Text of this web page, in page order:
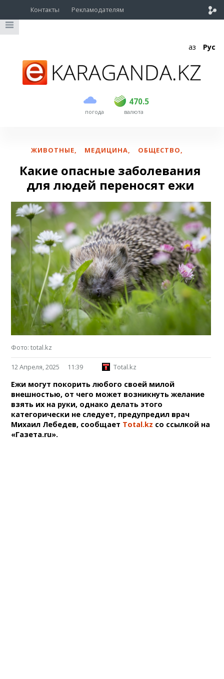
Контакты Рекламодателям
Қаз Рус
погода
470.5
USD 468.5 470.5
EUR валюта
ЖИВОТНЫЕ, МЕДИЦИНА, ОБЩЕСТВО,
Какие опасные заболевания
для людей переносят ежи
Фото: total.kz
12 Апреля, 2025 11:39 Total.kz
Ежи могут покорить любого своей милой
внешностью, от чего может возникнуть желание
взять их на руки, однако делать этого
категорически не следует, предупредил врач
Михаил Лебедев, сообщает Total.kz со ссылкой на
«Газета.ru».